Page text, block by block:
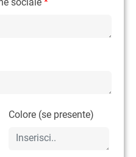
sociale *
Colore (se presente)